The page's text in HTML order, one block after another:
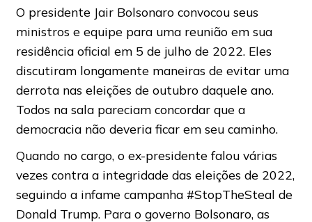
O presidente Jair Bolsonaro convocou seus
ministros e equipe para uma reunião em sua
residência oficial em 5 de julho de 2022. Eles
discutiram longamente maneiras de evitar uma
derrota nas eleições de outubro daquele ano.
Todos na sala pareciam concordar que a
democracia não deveria ficar em seu caminho.
Quando no cargo, o ex-presidente falou várias
vezes contra a integridade das eleições de 2022,
seguindo a infame campanha #StopTheSteal de
Donald Trump. Para o governo Bolsonaro, as